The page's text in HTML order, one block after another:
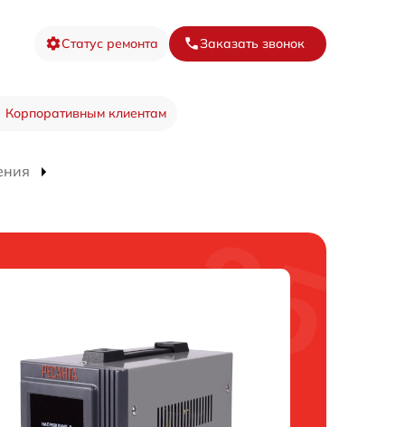
Статус ремонта Заказать звонок
Корпоративным клиентам